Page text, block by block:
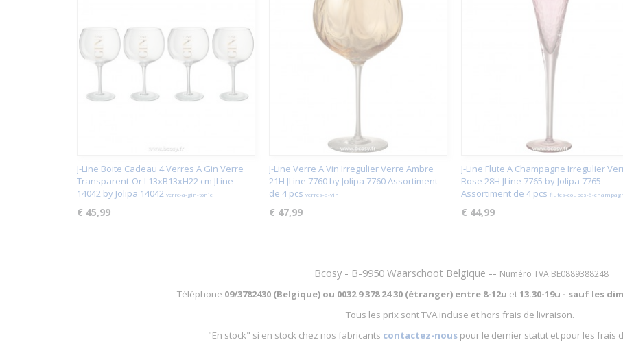
J-Line Boite Cadeau 4 Verres A Gin Verre
Transparent-Or L13xB13xH22 cm JLine
14042 by Jolipa 14042 verre-a-gin-tonic
€ 45,99
J-Line Verre A Vin Irregulier Verre Ambre
21H JLine 7760 by Jolipa 7760 Assortiment
de 4 pcs verres-a-vin
€ 47,99
J-Line Flute A Champagne Irregulier
Rose 28H JLine 7765 by Jolipa 7765
Assortiment de 4 pcs flutes-coupes-à-
€ 44,99
Bcosy - B-9950 Waarschoot Belgique -- Numéro TVA BE0889388248
Téléphone 09/3782430 (Belgique) ou 0032 9 378 24 30 (étranger) entre 8-12u et13.30-19u - sauf les
Tous les prix sont TVA incluse et hors frais de livraison.
"En stock" si en stock chez nos fabricants contactez-nouspour le dernier statut et pour les frais